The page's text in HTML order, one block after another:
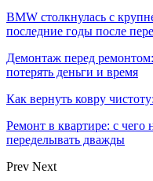
BMW столкнулась с
последние годы после
Демонтаж перед
потерять деньги и время
Как вернуть ковру
Ремонт в квартире: с чего
переделывать дважды
Prev Next